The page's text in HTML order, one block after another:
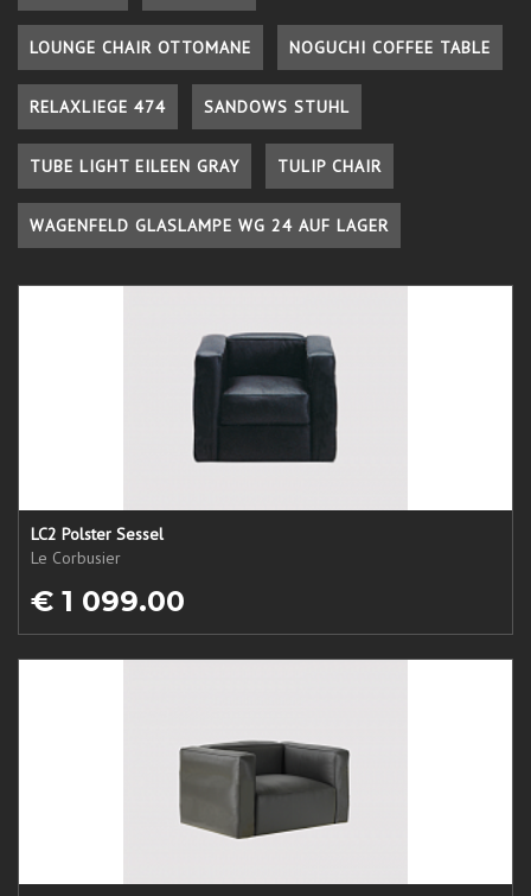
LOUNGE CHAIR OTTOMANE NOGUCHI COFFEE TABLE
RELAXLIEGE 474 SANDOWS STUHL
TUBE LIGHT EILEEN GRAY TULIP CHAIR
WAGENFELD GLASLAMPE WG 24 AUF LAGER
LC2 Polster Sessel
Le Corbusier
€ 1 099.00